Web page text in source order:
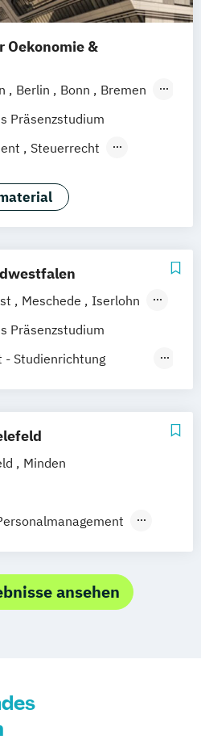
Oekonomie &
Berlin Bonn
Bremen
Düsseldorf
München Münster
Siegen Stuttgart
Augsburg
Saarbrücken
(DLS) Wien
Präsenzstudium
Steuerrecht
Notariat
Meschede
Iserlohn
Präsenzstudium
Studienrichtung
und Arbeitsrecht
Minden
Präsenzstudium
Management
ansehen